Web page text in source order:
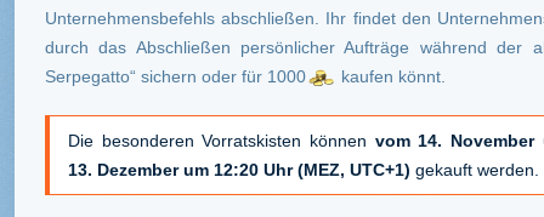
Unternehmensbefehls abschließen. Ihr findet den
durch das Abschließen persönlicher Aufträge während der
Serpegatto“ sichern oder für 1000
kaufen könnt.
Die besonderen Vorratskisten können vom 14. November
13. Dezember um 12:20 Uhr (MEZ, UTC+1) gekauft werden.